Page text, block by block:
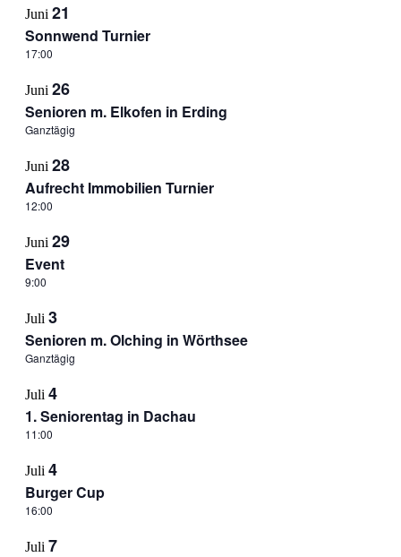
Juni 21
Sonnwend Turnier
17:00
Juni 26
Senioren m. Elkofen in Erding
Ganztägig
Juni 28
Aufrecht Immobilien Turnier
12:00
Juni 29
Event
9:00
Juli 3
Senioren m. Olching in Wörthsee
Ganztägig
Juli 4
1. Seniorentag in Dachau
11:00
Juli 4
Burger Cup
16:00
Juli 7